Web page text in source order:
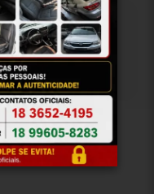
Troca e Devolução